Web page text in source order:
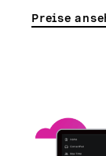
Preise